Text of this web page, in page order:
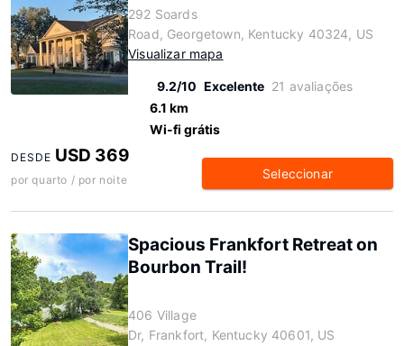
292 Soards
Road, Georgetown, Kentucky 40324, US
Visualizar mapa
9.2/10 Excelente 21 avaliações
6.1 km
Wi-fi grátis
DESDE USD 369
por quarto / por noite Seleccionar
Spacious Frankfort Retreat on
Bourbon Trail!
406 Village
Dr, Frankfort, Kentucky 40601, US